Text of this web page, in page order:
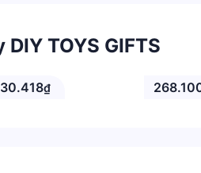
TOYS GIFTS
₫